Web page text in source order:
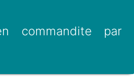
commandite par